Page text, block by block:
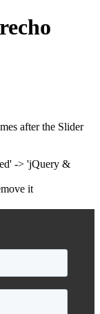
after the Slider
-> 'jQuery &
it